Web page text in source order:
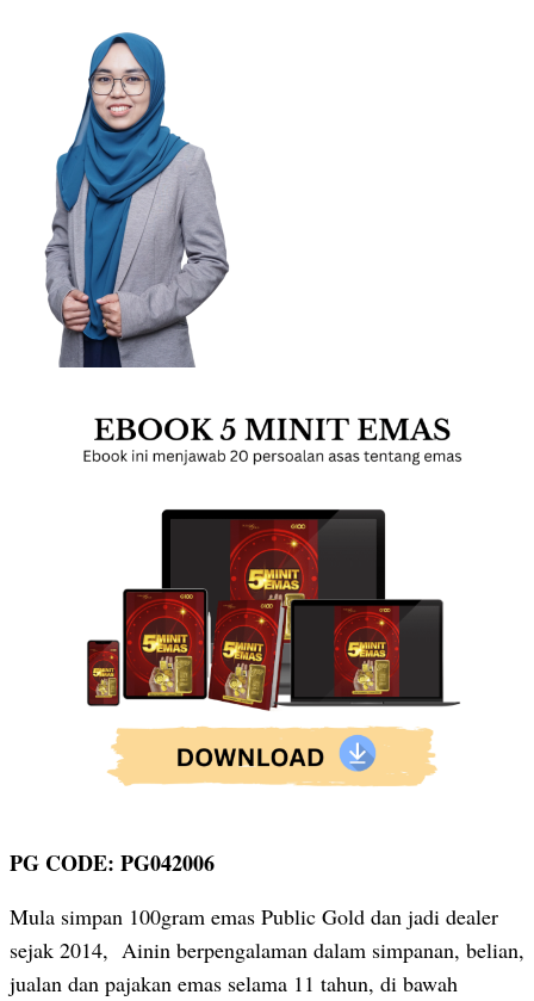
PG CODE: PG042006
Mula simpan 100gram emas Public Gold dan jadi dealer
sejak 2014, Ainin berpengalaman dalam simpanan, belian,
jualan dan pajakan emas selama 11 tahun, di bawah